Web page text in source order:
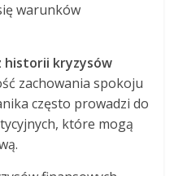
warunków
historii kryzysów
zachowania spokoju
często prowadzi do
które mogą